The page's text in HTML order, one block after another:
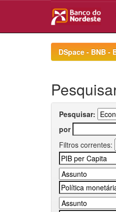
DSpace - BNB -
Pesquisar:
por
Filtros correntes: